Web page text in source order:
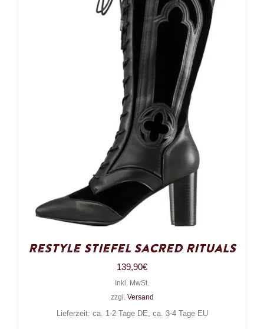
Restyle Stiefel Sacred Rituals
139,90€
Inkl. MwSt.
zzgl. Versand
Lieferzeit: ca. 1-2 Tage DE, ca. 3-4 Tage EU